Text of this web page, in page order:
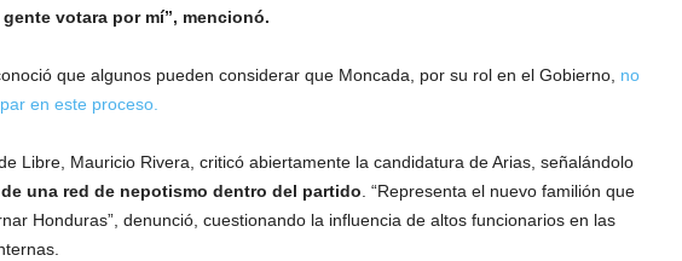
gente votara por mí”, mencionó.
que algunos pueden considerar que Moncada, por su rol en el Gobierno, no
en este proceso.
Libre, Mauricio Rivera, criticó abiertamente la candidatura de Arias, señalándolo
una red de nepotismo dentro del partido. “Representa el nuevo familión que
Honduras”, denunció, cuestionando la influencia de altos funcionarios en las